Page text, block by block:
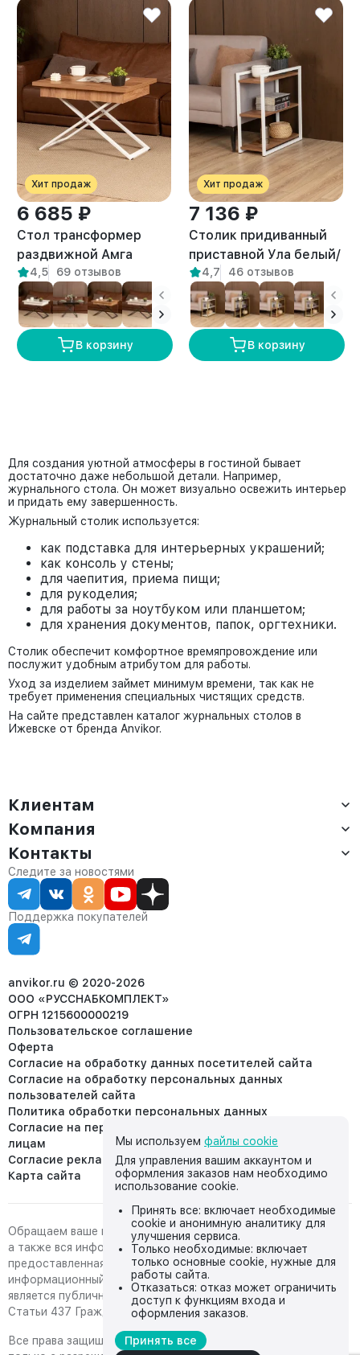
Хит продаж
6 685 ₽
Стол трансформер
раздвижной Амга
белый/амаретто
4,5 69 отзывов
В корзину
Хит продаж
7 136 ₽
Столик придиванный
приставной Ула белый/
амаретто
4,7 46 отзывов
В корзину
Для создания уютной атмосферы в гостиной бывает
достаточно даже небольшой детали. Например,
журнального стола. Он может визуально освежить интерьер
и придать ему завершенность.
Журнальный столик используется:
как подставка для интерьерных украшений;
как консоль у стены;
для чаепития, приема пищи;
для рукоделия;
для работы за ноутбуком или планшетом;
для хранения документов, папок, оргтехники.
Столик обеспечит комфортное времяпровождение или
послужит удобным атрибутом для работы.
Уход за изделием займет минимум времени, так как не
требует применения специальных чистящих средств.
На сайте представлен каталог журнальных столов в
Ижевске от бренда Anvikor.
Клиентам
Доставка
Оплата
Сервис
Статус заказа
Статьи
Компания
О компании
Контакты
Партнёрам
Контакты
Отдел продаж:
8 (800) 234-22-62
corp@anvikor.ru
Ежедневно, с 7:00-19:00 (МСК)
Отдел рекламации:
8 (953) 455-25-61
Следите за новостями
Поддержка покупателей
anvikor.ru © 2020-2026
ООО «РУССНАБКОМПЛЕКТ»
ОГРН 1215600000219
Пользовательское соглашение
Оферта
Согласие на обработку данных посетителей сайта
Согласие на обработку персональных данных
пользователей сайта
Политика обработки персональных данных
Согласие на передачу персональных данных третьим
лицам
Согласие реклама
Карта сайта
Обращаем ваше внимание на то, что данный интернет-сайт,
а также вся информация о товарах и ценах,
предоставленная на нём, носит исключительно
информационный характер и ни при каких условиях не
является публичной офертой, определяемой положениями
Статьи 437 Гражданского кодекса Российской Федерации.
Все права защищены, любое копирование с сайта возможно
Мы используем файлы cookie
Для управления вашим аккаунтом и
оформления заказов нам необходимо
использование cookie.
Принять все: включает необходимые
cookie и анонимную аналитику для
улучшения сервиса.
Только необходимые: включает
только основные cookie, нужные для
работы сайта.
Отказаться: отказ может ограничить
доступ к функциям входа и
оформления заказов.
Принять все